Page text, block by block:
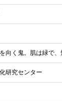
向く鬼。肌は緑で
研究センター